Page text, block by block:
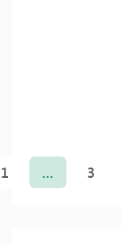
1 … 3